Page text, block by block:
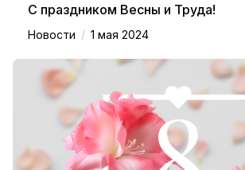
С праздником Весны и Труда!
Новости / 1 мая 2024